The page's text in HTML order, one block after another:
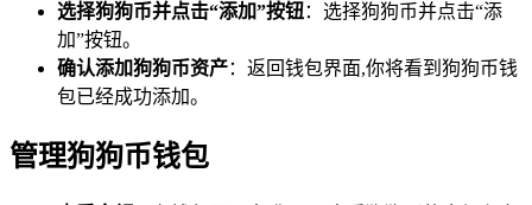
选择狗狗币并点击“添加”按钮：选择狗狗币并点击“添
加”按钮。
确认添加狗狗币资产：返回钱包界面,你将看到狗狗币钱
包已经成功添加。
管理狗狗币钱包